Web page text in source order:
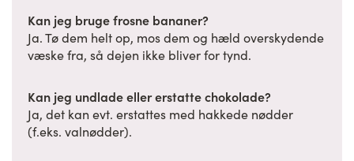
Kan jeg bruge frosne bananer?
Ja. Tø dem helt op, mos dem og hæld overskydende
væske fra, så dejen ikke bliver for tynd.
Kan jeg undlade eller erstatte chokolade?
Ja, det kan evt. erstattes med hakkede nødder
(f.eks. valnødder).